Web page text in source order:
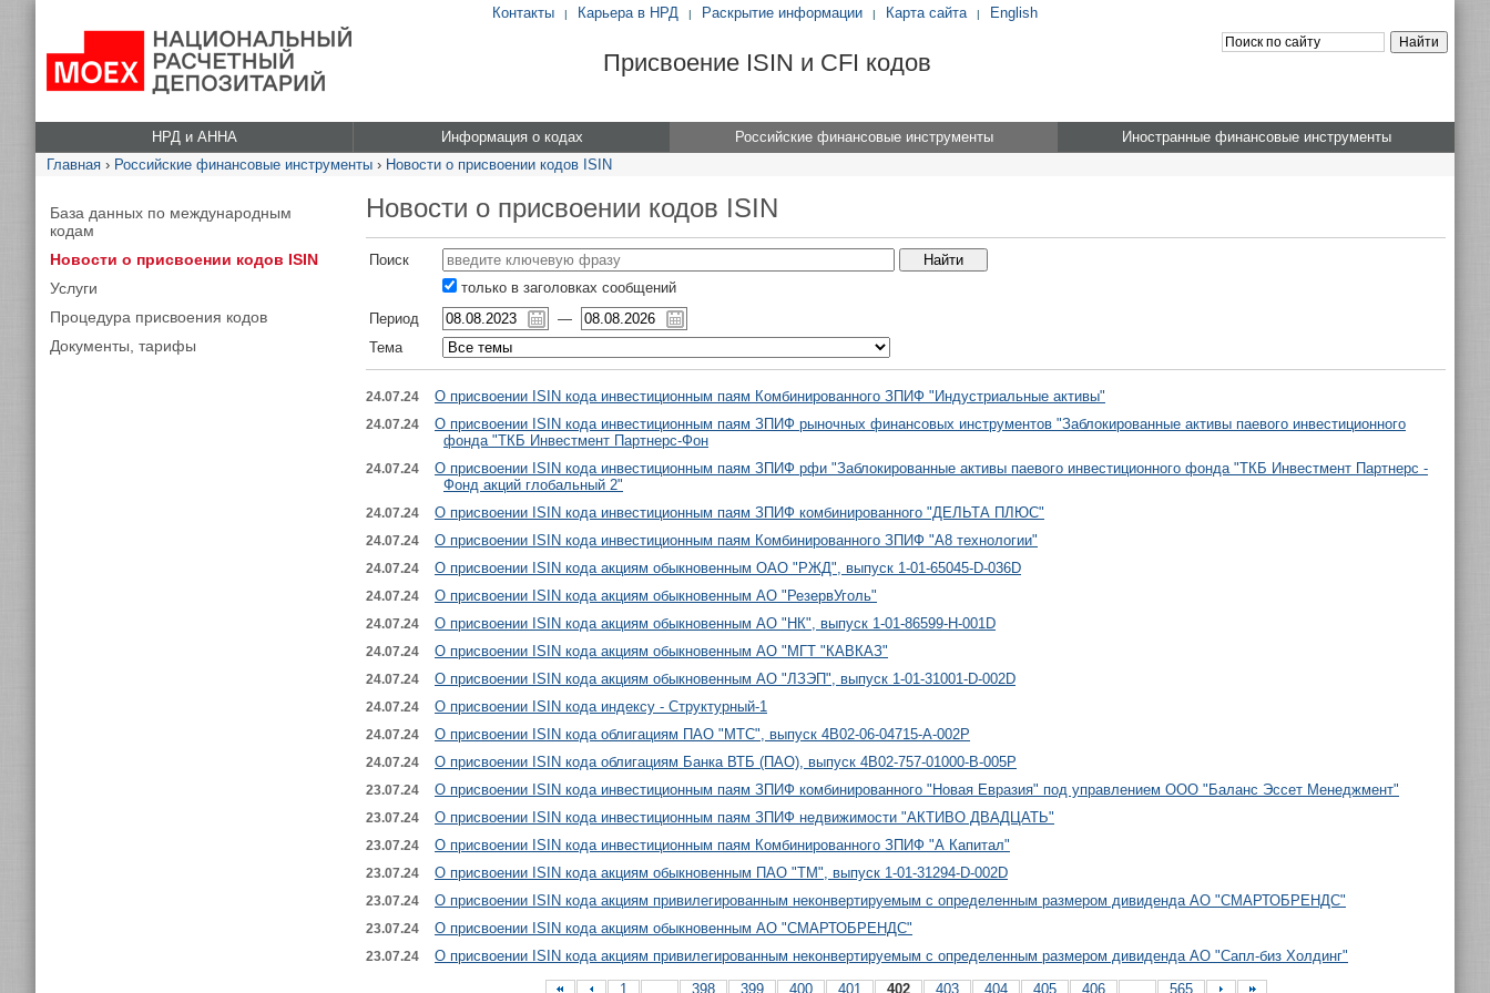
Контакты | Карьера в НРД | Раскрытие информации | Карта сайта | English
Присвоение ISIN и CFI кодов
НРД и АННА Информация о кодах Российские финансовые инструменты
Иностранные финансовые инструменты
Главная › Российские финансовые инструменты › Новости о присвоении кодов ISIN
База данных по международным
кодам
Новости о присвоении кодов ISIN
Услуги
Процедура присвоения кодов
Документы, тарифы
Новости о присвоении кодов ISIN
Поиск
только в заголовках сообщений
Период
—
Тема
24.07.24 О присвоении ISIN кода инвестиционным паям Комбинированного ЗПИФ "Индустриальные активы"
24.07.24
О присвоении ISIN кода инвестиционным паям ЗПИФ рыночных финансовых инструментов "Заблокированные активы паевого инвестиционного
фонда "ТКБ Инвестмент Партнерс-Фон
24.07.24
О присвоении ISIN кода инвестиционным паям ЗПИФ рфи "Заблокированные активы паевого инвестиционного фонда "ТКБ Инвестмент Партнерс -
Фонд акций глобальный 2"
24.07.24 О присвоении ISIN кода инвестиционным паям ЗПИФ комбинированного "ДЕЛЬТА ПЛЮС"
24.07.24 О присвоении ISIN кода инвестиционным паям Комбинированного ЗПИФ "А8 технологии"
24.07.24 О присвоении ISIN кода акциям обыкновенным ОАО "РЖД", выпуск 1-01-65045-D-036D
24.07.24 О присвоении ISIN кода акциям обыкновенным АО "РезервУголь"
24.07.24 О присвоении ISIN кода акциям обыкновенным АО "НК", выпуск 1-01-86599-H-001D
24.07.24 О присвоении ISIN кода акциям обыкновенным АО "МГТ "КАВКАЗ"
24.07.24 О присвоении ISIN кода акциям обыкновенным АО "ЛЗЭП", выпуск 1-01-31001-D-002D
24.07.24 О присвоении ISIN кода индексу - Структурный-1
24.07.24 О присвоении ISIN кода облигациям ПАО "МТС", выпуск 4B02-06-04715-A-002P
24.07.24 О присвоении ISIN кода облигациям Банка ВТБ (ПАО), выпуск 4B02-757-01000-B-005P
23.07.24 О присвоении ISIN кода инвестиционным паям ЗПИФ комбинированного "Новая Евразия" под управлением ООО "Баланс Эссет Менеджмент"
23.07.24 О присвоении ISIN кода инвестиционным паям ЗПИФ недвижимости "АКТИВО ДВАДЦАТЬ"
23.07.24 О присвоении ISIN кода инвестиционным паям Комбинированного ЗПИФ "А Капитал"
23.07.24 О присвоении ISIN кода акциям обыкновенным ПАО "ТМ", выпуск 1-01-31294-D-002D
23.07.24 О присвоении ISIN кода акциям привилегированным неконвертируемым с определенным размером дивиденда АО "СМАРТОБРЕНДС"
23.07.24 О присвоении ISIN кода акциям обыкновенным АО "СМАРТОБРЕНДС"
23.07.24
О присвоении ISIN кода акциям привилегированным неконвертируемым с определенным размером дивиденда АО "Сапл-биз Холдинг"
1
398 399 400 401 402 403 404 405 406 565